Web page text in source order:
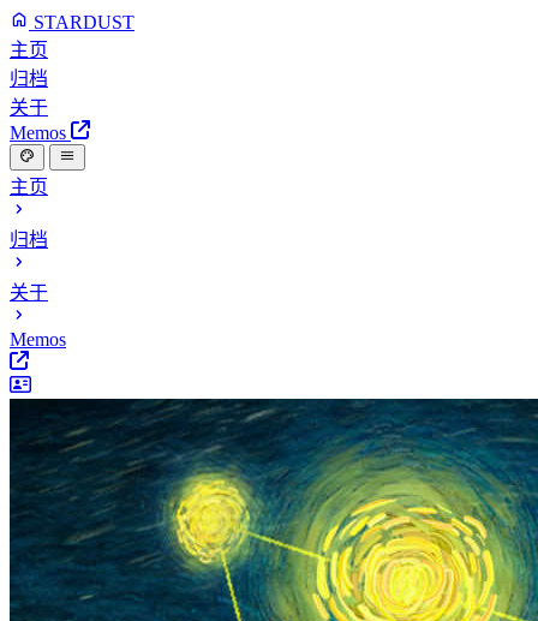
STARDUST
主页
归档
关于
Memos
主页
归档
关于
Memos